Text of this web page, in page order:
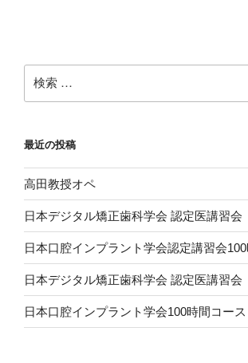
ン
索:
最近の投稿
高田教授オペ
日本デジタル矯正歯科学会 認定医講習会
日本口腔インプラント学会認定講習会
日本デジタル矯正歯科学会 認定医講習会
日本口腔インプラント学会100時間コース